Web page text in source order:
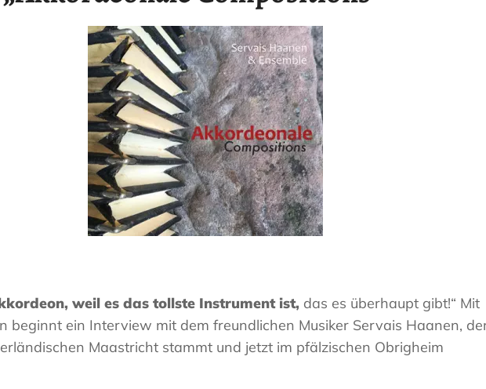
Musiker
–
Akkordeon,
Bandoneon,
Harmonielehre
weil es das tollste Instrument ist, das es überhaupt gibt!“ Mit
beginnt ein Interview mit dem freundlichen Musiker Servais Haanen,
Maastricht stammt und jetzt im pfälzischen Obrigheim